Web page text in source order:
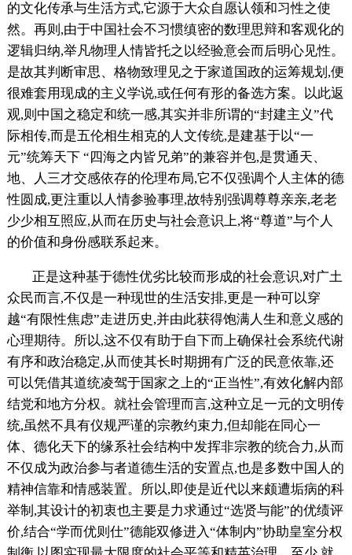
的文化传承与生活方式,它源于大众自愿认领和习性之使
然。再则,由于中国社会不习惯缜密的数理思辩和客观化的
逻辑归纳,举凡物理人情皆托之以经验意会而后明心见性。
是故其判断审思、格物致理见之于家道国政的运筹规划,便
很难套用现成的主义学说,或任何有形的备选方案。以此返
观,则中国之稳定和统一感,其实并非所谓的“封建主义”代
际相传,而是五伦相生相克的人文传统,是建基于以“一
元”统筹天下 “四海之内皆兄弟”的兼容并包,是贯通天、
地、人三才交感依存的伦理布局,它不仅强调个人主体的德
性圆成,更注重以人情参验事理,故特别强调尊尊亲亲,老老
少少相互照应,从而在历史与社会意识上,将“尊道”与个人
的价值和身份感联系起来。
正是这种基于德性优劣比较而形成的社会意识,对广土
众民而言,不仅是一种现世的生活安排,更是一种可以穿
越“有限性焦虑”走进历史,并由此获得饱满人生和意义感的
心理期待。所以,这不仅有助于自下而上确保社会系统代谢
有序和政治稳定,从而使其长时期拥有广泛的民意依靠,还
可以凭借其道统凌驾于国家之上的“正当性”,有效化解内部
结党和地方分权。就社会管理而言,这种立足一元的文明传
统,虽然不具有仪规严谨的宗教约束力,但却能在同心一
体、德化天下的缘系社会结构中发挥非宗教的统合力,从而
不仅成为政治参与者道德生活的安置点,也是多数中国人的
精神信靠和情感装置。所以,即使是近代以来颇遭垢病的科
举制,其设计的初衷也主要是力求通过“选贤与能”的优绩评
价,结合“学而优则仕”德能双修进入“体制内”协助皇室分权